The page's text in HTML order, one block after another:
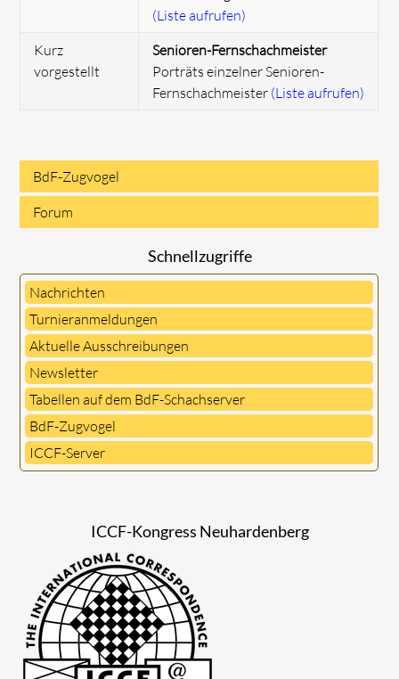
(Liste aufrufen)
Kurz
vorgestellt
Senioren-Fernschachmeister
Porträts einzelner Senioren-
Fernschachmeister (Liste aufrufen)
Navigation
überspringen
BdF-Zugvogel
Forum
Schnellzugriffe
Nachrichten
Turnieranmeldungen
Aktuelle Ausschreibungen
Newsletter
Tabellen auf dem BdF-Schachserver
BdF-Zugvogel
ICCF-Server
ICCF-Kongress Neuhardenberg